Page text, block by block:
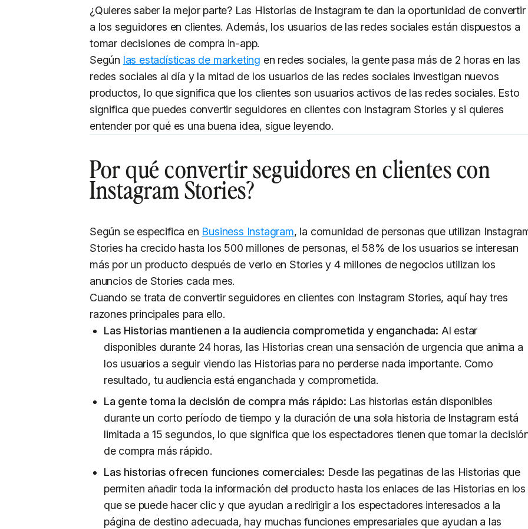
¿Quieres saber la mejor parte? Las Historias de Instagram te dan la oportunidad de convertir
a los seguidores en clientes. Además, los usuarios de las redes sociales están dispuestos a
tomar decisiones de compra in-app.
Según las estadísticas de marketing en redes sociales, la gente pasa más de 2 horas en las
redes sociales al día y la mitad de los usuarios de las redes sociales investigan nuevos
productos, lo que significa que los clientes son usuarios activos de las redes sociales. Esto
significa que puedes convertir seguidores en clientes con Instagram Stories y si quieres
entender por qué es una buena idea, sigue leyendo.
Por qué convertir seguidores en clientes con
Instagram Stories?
Según se especifica en Business Instagram, la comunidad de personas que utilizan
Stories ha crecido hasta los 500 millones de personas, el 58% de los usuarios se interesan
más por un producto después de verlo en Stories y 4 millones de negocios utilizan los
anuncios de Stories cada mes.
Cuando se trata de convertir seguidores en clientes con Instagram Stories, aquí hay tres
razones principales para ello.
Las Historias mantienen a la audiencia comprometida y enganchada: Al estar
disponibles durante 24 horas, las Historias crean una sensación de urgencia que anima a
los usuarios a seguir viendo las Historias para no perderse nada importante. Como
resultado, tu audiencia está enganchada y comprometida.
La gente toma la decisión de compra más rápido: Las historias están disponibles
durante un corto período de tiempo y la duración de una sola historia de Instagram está
limitada a 15 segundos, lo que significa que los espectadores tienen que tomar la
de compra más rápido.
Las historias ofrecen funciones comerciales: Desde las pegatinas de las Historias que
permiten añadir toda la información del producto hasta los enlaces de las Historias en los
que se puede hacer clic y que ayudan a redirigir a los espectadores interesados a la
página de destino adecuada, hay muchas funciones empresariales que ayudan a las